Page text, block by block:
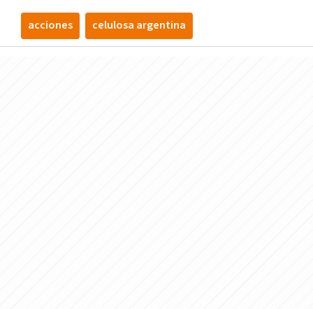
acciones celulosa argentina